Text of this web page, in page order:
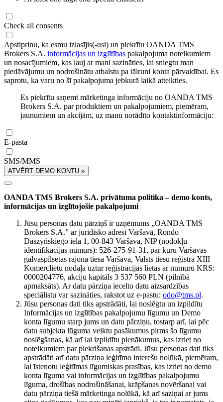
Check all consents
Apstiprinu, ka esmu izlasījis(-usi) un piekrītu OANDA TMS
Brokers S.A. informācijas un izglītības pakalpojuma noteikumiem
un nosacījumiem, kas ļauj ar mani sazināties, lai sniegtu man
piedāvājumu un nodrošinātu atbalstu pa tālruni konta pārvaldībai. Es
saprotu, ka varu no šī pakalpojuma jebkurā laikā atteikties.
Es piekrītu saņemt mārketinga informāciju no OANDA TMS
Brokers S.A. par produktiem un pakalpojumiem, piemēram,
jaunumiem un akcijām, uz manu norādīto kontaktinformāciju:
E-pasta
SMS/MMS
ATVĒRT DEMO KONTU »
OANDA TMS Brokers S.A. privātuma politika – demo konts,
informācijas un izglītojošie pakalpojumi
Jūsu personas datu pārziņš ir uzņēmums „OANDA TMS
Brokers S.A.” ar juridisko adresi Varšavā, Rondo
Daszyńskiego iela 1, 00-843 Varšava, NIP (nodokļu
identifikācijas numurs): 526-275-91-31, par kuru Varšavas
galvaspilsētas rajona tiesa Varšavā, Valsts tiesu reģistra XIII
Komerclietu nodaļa uztur reģistrācijas lietas ar numuru KRS:
0000204776, akciju kapitāls 3 537 560 PLN (pilnībā
apmaksāts). Ar datu pārziņa iecelto datu aizsardzības
speciālistu var sazināties, rakstot uz e-pastu: odo@tms.pl.
Jūsu personas dati tiks apstrādāti, lai noslēgtu un izpildītu
Informācijas un izglītības pakalpojumu līgumu un Demo
konta līgumu starp jums un datu pārziņu, tostarp arī, lai pēc
datu subjekta lūguma veiktu pasākumus pirms šo līgumu
noslēgšanas, kā arī lai izpildītu pienākumus, kas izriet no
noteikumiem par piekrišanas apstrādi. Jūsu personas dati tiks
apstrādāti arī datu pārziņa leģitīmo interešu nolūkā, piemēram,
lai īstenotu leģitīmas līgumiskas prasības, kas izriet no demo
konta līguma vai informācijas un izglītības pakalpojumu
līguma, drošības nodrošināšanai, krāpšanas novēršanai vai
datu pārziņa tiešā mārketinga nolūkā, kā arī saziņai ar jums